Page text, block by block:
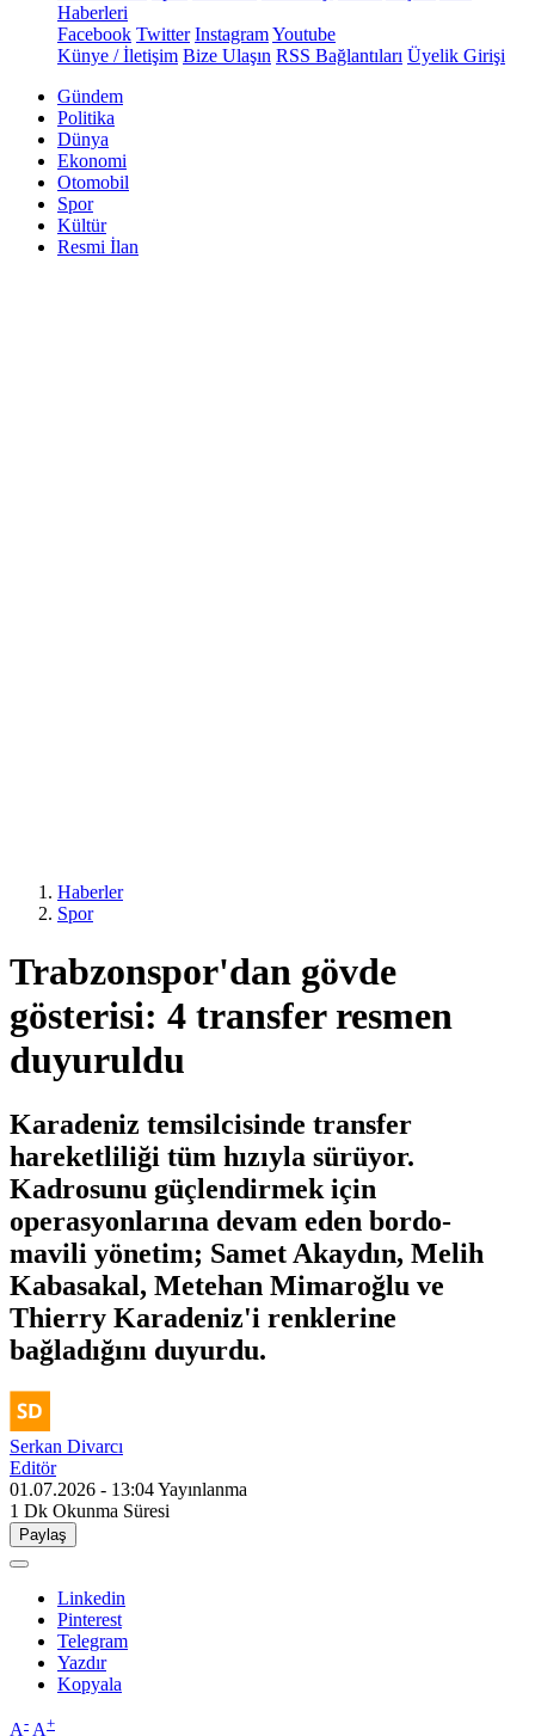
Haberleri
Facebook Twitter InstagramYoutube
Künye / İletişim Bize Ulaşın RSS Bağlantıları Üyelik Girişi
Gündem
Politika
Dünya
Ekonomi
Otomobil
Spor
Kültür
Resmi İlan
Haberler
Spor
Trabzonspor'dan gövde
gösterisi: 4 transfer resmen
duyuruldu
Karadeniz temsilcisinde transfer
hareketliliği tüm hızıyla sürüyor.
Kadrosunu güçlendirmek için
operasyonlarına devam eden bordo-
mavili yönetim; Samet Akaydın, Melih
Kabasakal, Metehan Mimaroğlu ve
Thierry Karadeniz'i renklerine
bağladığını duyurdu.
Serkan Divarcı
Editör
01.07.2026 - 13:04Yayınlanma
1 Dk Okunma Süresi
Paylaş
Linkedin
Pinterest
Telegram
Yazdır
Kopyala
A- A+